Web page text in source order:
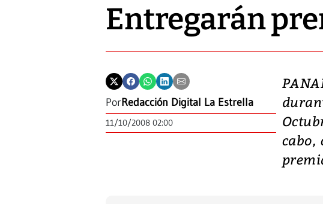
Entregarán
PorRedacción Digital La Estrella
11/10/2008 02:00
cabo,